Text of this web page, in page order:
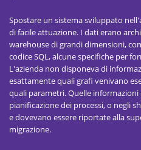
Spostare un sistema sviluppato
di facile attuazione. I dati erano
warehouse di grandi dimensioni,
codice SQL, alcune specifiche per
L'azienda non disponeva di
esattamente quali grafi venivano
quali parametri. Quelle
pianificazione dei processi, o negli
e dovevano essere riportate alla
migrazione.